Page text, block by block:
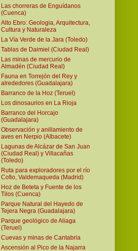
Las chorreras de Enguídanos
(Cuenca)
Alto Ebro: Geologia, Arquitectura,
Cultura y Naturaleza
La Vía Verde de la Jara (Toledo)
Tablas de Daimiel (Ciudad Real)
Las minas de mercurio de
Almadén (Ciudad Real)
Fauna en Torrejón del Rey y
alrededores (Guadalajara)
Barranco de la Hoz (Teruel)
Los dinosaurios en La Rioja
Barranco del Horcajo
(Guadalajara)
Observación y anillamiento de
aves en Nerpio (Albacete)
Lagunas de Alcázar de San Juan
(Ciudad Real) y Villacañas
(Toledo)
Ruta para exploradores por el río
Cofio, Valdemaqueda (Madrid)
Hoz de Beteta y Fuente de los
Tilos (Cuenca)
Parque Natural del Hayedo de
Tejera Negra (Guadalajara)
Parque geológico de Aliaga
(Teruel)
Cuevas y minas de Cantabria
Ascensión al Pico de la Najarra